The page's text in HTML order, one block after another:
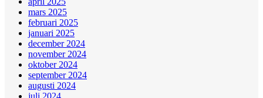
mars 2025
februari 2025
januari 2025
december 2024
november 2024
oktober 2024
september 2024
augusti 2024